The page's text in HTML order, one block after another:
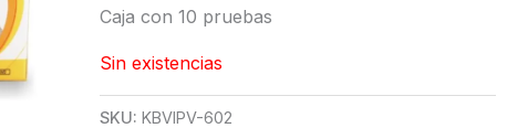
Caja con 10 pruebas
Sin existencias
SKU: KBVIPV-602